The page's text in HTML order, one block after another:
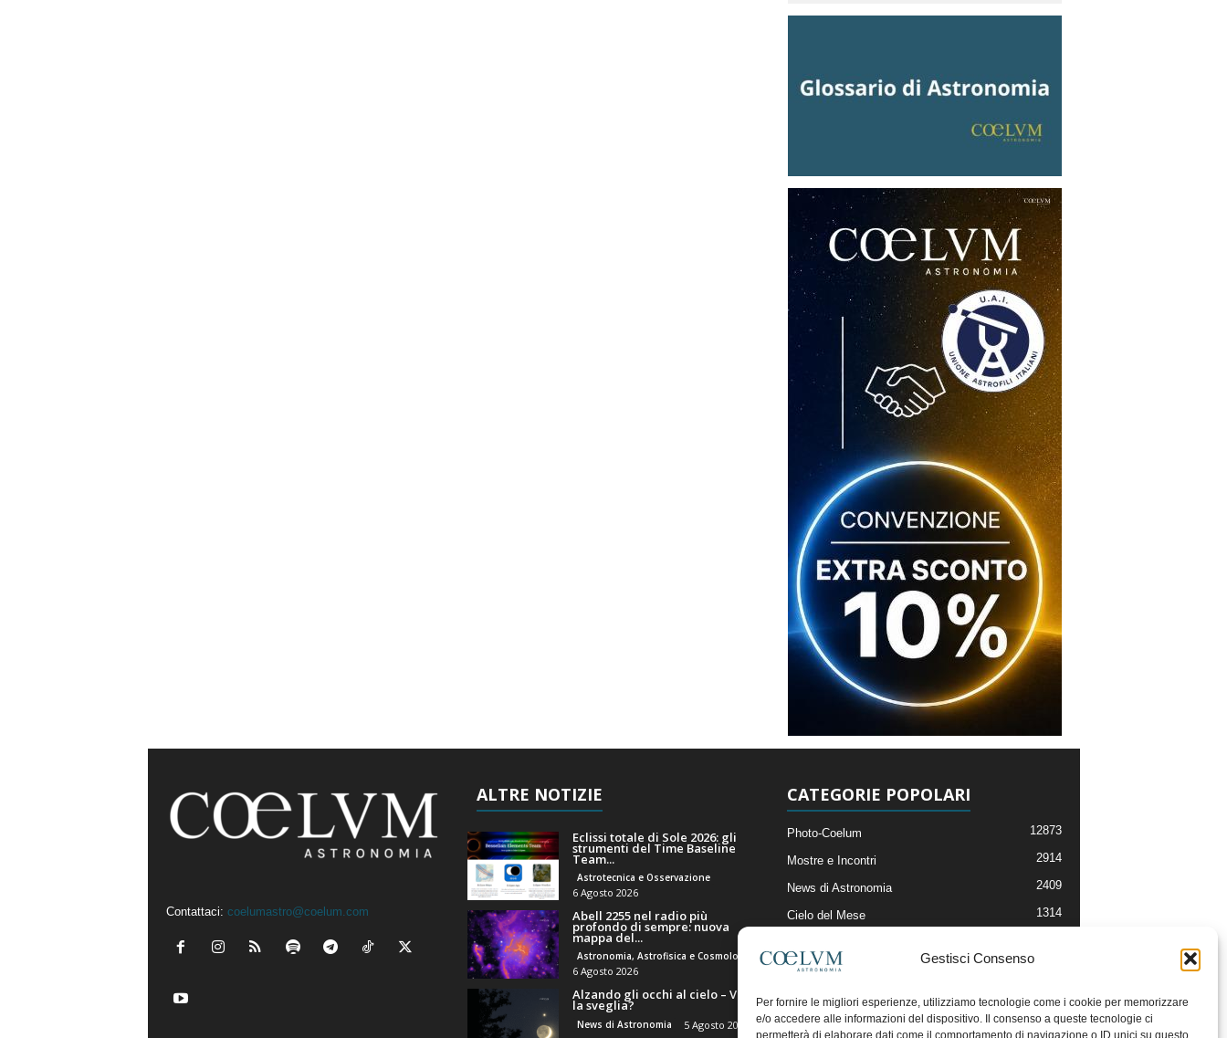
Gestisci Consenso
Per fornire le migliori esperienze, utilizziamo tecnologie come i cookie per memorizzare
e/o accedere alle informazioni del dispositivo. Il consenso a queste tecnologie ci
permetterà di elaborare dati come il comportamento di navigazione o ID unici su questo
Contattaci: coelumastro@coelum.com
ALTRE NOTIZIE
Eclissi totale di Sole 2026: gli
strumenti del Time Baseline
Team...
Astrotecnica e Osservazione
6 Agosto 2026
Abell 2255 nel radio più
profondo di sempre: nuova
mappa del...
Astronomia, Astrofisica e Cosmologia
6 Agosto 2026
Alzando gli occhi al cielo – Vale
la sveglia?
News di Astronomia 5 Agosto 2026
CATEGORIE POPOLARI
Photo-Coelum 12873
Mostre e Incontri 2914
News di Astronomia 2409
Cielo del Mese 1314
Articoli e Risorse On-Line
Il Blog della Redazione